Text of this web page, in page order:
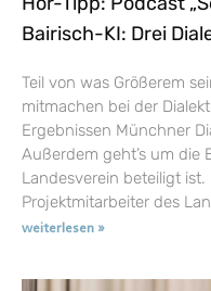
Bairisch-KI: Drei
Teil von was Größerem
mitmachen bei der
Ergebnissen Münchner
Außerdem geht’s um die
Landesverein beteiligt
Projektmitarbeiter des
weiterlesen »